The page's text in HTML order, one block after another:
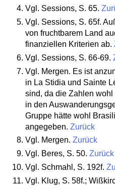
Vgl. Sessions, S. 65.
Vgl. Sessions, S. 65f.
von fruchtbarem Land
finanziellen Kriterien ab.
Vgl. Sessions, S. 66-69.
Vgl. Mergen. Es ist
in La Stidia und Sainte
sind, da die Zahlen
in den
Gruppe hätte wohl
angegeben. Zurück
Vgl. Mergen. Zurück
Vgl. Beres, S. 50. Zurück
Vgl. Schmahl, S. 192f.
Vgl. Klug, S. 58f.;